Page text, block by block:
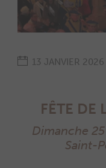
13 JANVIER 2026
FÊTE DE
Dimanche
Saint-